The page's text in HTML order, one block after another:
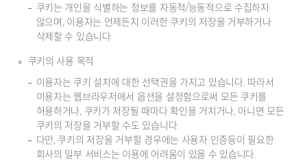
쿠키는 개인을 식별하는 정보를 자동적/능동적으로 수집하지
않으며, 이용자는 언제든지 이러한 쿠키의 저장을 거부하거나
삭제할 수 있습니다.
쿠키의 사용 목적
이용자는 쿠키 설치에 대한 선택권을 가지고 있습니다. 따라서
이용자는 웹브라우저에서 옵션을 설정함으로써 모든 쿠키를
허용하거나, 쿠키가 저장될 때마다 확인을 거치거나, 아니면 모든
쿠키의 저장을 거부할 수도 있습니다.
다만, 쿠키의 저장을 거부할 경우에는 사용자 인증등이 필요한
회사의 일부 서비스는 이용에 어려움이 있을 수 있습니다.